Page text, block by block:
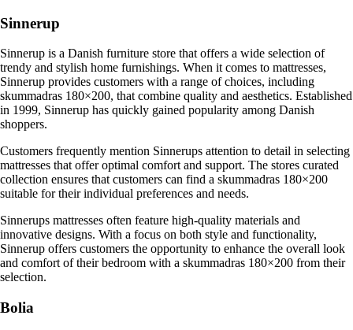
Sinnerup
Sinnerup is a Danish furniture store that offers a wide selection of
trendy and stylish home furnishings. When it comes to mattresses,
Sinnerup provides customers with a range of choices, including
skummadras 180×200, that combine quality and aesthetics. Established
in 1999, Sinnerup has quickly gained popularity among Danish
shoppers.
Customers frequently mention Sinnerups attention to detail in selecting
mattresses that offer optimal comfort and support. The stores curated
collection ensures that customers can find a skummadras 180×200
suitable for their individual preferences and needs.
Sinnerups mattresses often feature high-quality materials and
innovative designs. With a focus on both style and functionality,
Sinnerup offers customers the opportunity to enhance the overall look
and comfort of their bedroom with a skummadras 180×200 from their
selection.
Bolia